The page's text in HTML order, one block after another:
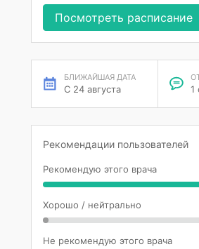
Посмотреть расписание
БЛИЖАЙШАЯ ДАТА
С 24 августа 1
Рекомендации пользователей
Рекомендую этого врача
Хорошо / нейтрально
Не рекомендую этого врача